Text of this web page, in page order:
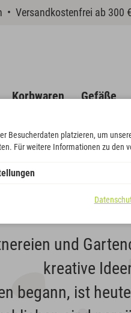
• Versandkostenfrei ab 300
Korbwaren Gefäße
Mehr als
und
kreative
begann, ist
Besucherdaten platzieren, um
Für weitere Informationen zu den